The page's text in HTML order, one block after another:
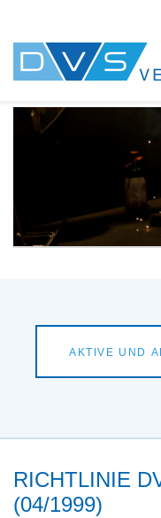
RICHTLINIE
(04/1999)